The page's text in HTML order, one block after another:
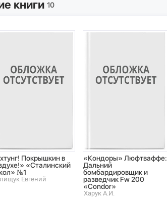
книги 10
Покрышкин в
«Сталинский
№1
Евгений
«Кондоры» Люфтваффе:
Дальний
бомбардировщик и
разведчик Fw 200
«Condor»
Харук А.И.